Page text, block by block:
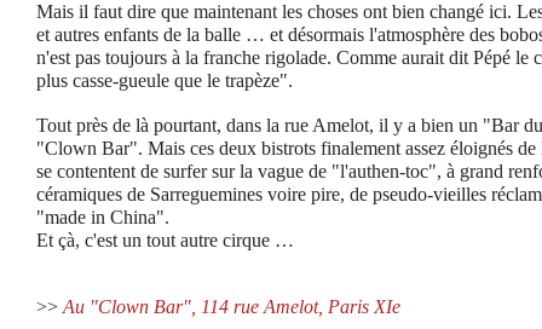
Mais il faut dire que maintenant les choses ont bien changé ici.
et autres enfants de la balle … et désormais l'atmosphère des
n'est pas toujours à la franche rigolade. Comme aurait dit Pépé le
plus casse-gueule que le trapèze".
Tout près de là pourtant, dans la rue Amelot, il y a bien un "Bar
"Clown Bar". Mais ces deux bistrots finalement assez éloignés de
se contentent de surfer sur la vague de "l'authen-toc", à grand
céramiques de Sarreguemines voire pire, de pseudo-vieilles
"made in China".
Et çà, c'est un tout autre cirque …
>> Au "Clown Bar", 114 rue Amelot, Paris XIe